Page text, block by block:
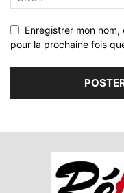
Enregistrer mon
pour la prochaine fois